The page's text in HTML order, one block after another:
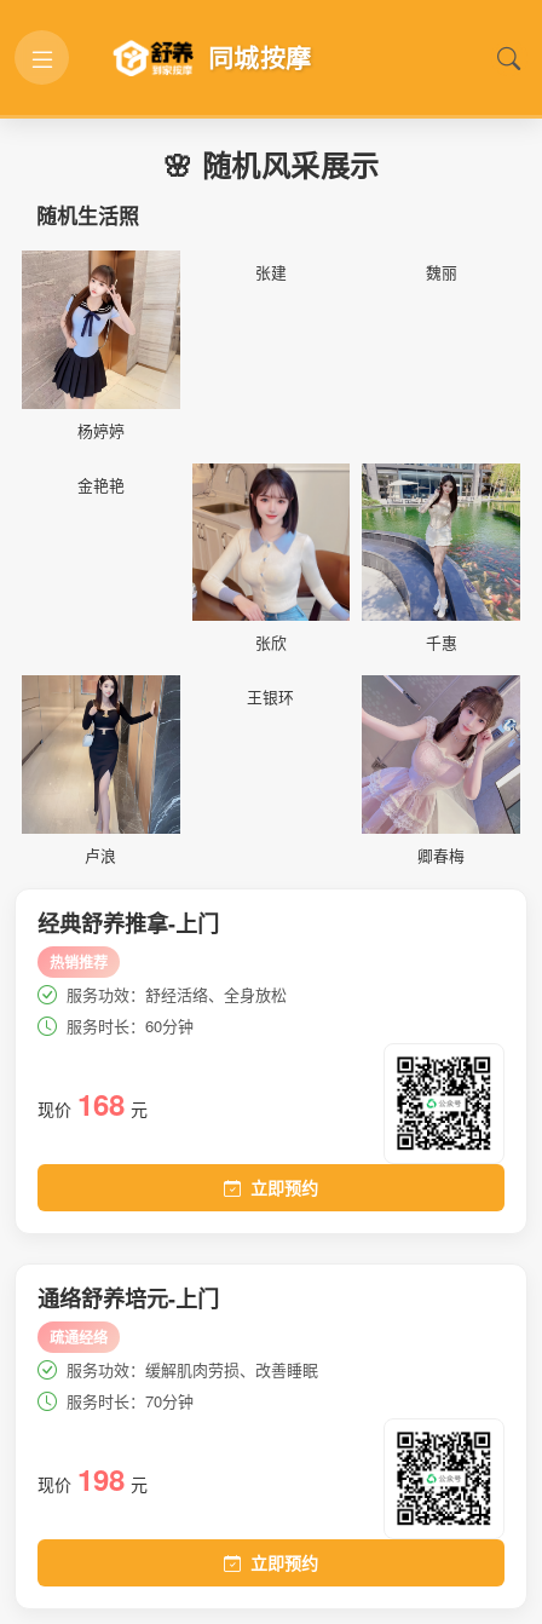
同城按摩
🌸 随机风采展示
随机生活照
📷
杨婷婷
张建 魏丽
金艳艳 📷
张欣
📷
千惠
📷
卢浪
王银环 📷
卿春梅
经典舒养推拿-上门
热销推荐
服务功效：舒经活络、全身放松
服务时长：60分钟
现价 168 元
立即预约
通络舒养培元-上门
疏通经络
服务功效：缓解肌肉劳损、改善睡眠
服务时长：70分钟
现价 198 元
立即预约